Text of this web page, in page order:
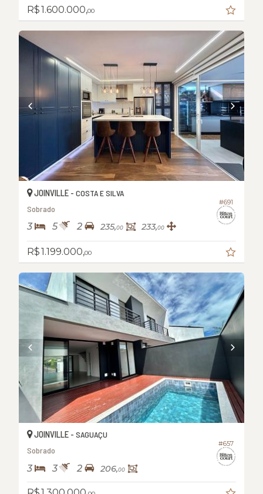
R$ 1.600.000,00
#691
JOINVILLE - COSTA E SILVA
Sobrado
3 5 2 235,00 233,00
R$ 1.199.000,00
#657
JOINVILLE - SAGUAÇU
Sobrado
3 3 2 206,00